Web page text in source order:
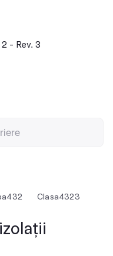
- Rev. 3
432 Clasa4323